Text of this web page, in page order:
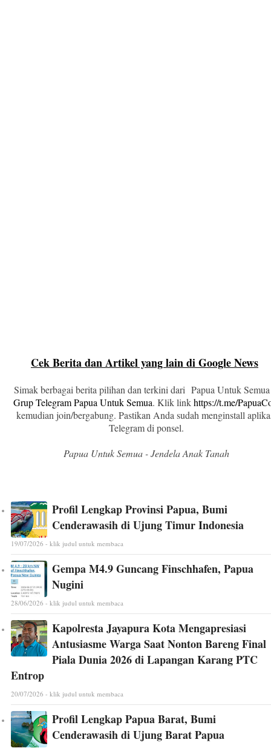
Cek Berita dan Artikel yang lain di Google News
Simak berbagai berita pilihan dan terkini dari Papua Untuk
Grup Telegram Papua Untuk Semua. Klik linkhttps://t.me/
kemudian join/bergabung. Pastikan Anda sudah menginstall
Telegram di ponsel.
Papua Untuk Semua - Jendela Anak Tanah
Profil Lengkap Provinsi Papua, Bumi
Cenderawasih di Ujung Timur Indonesia
19/07/2026 - klik judul untuk membaca
Gempa M4.9 Guncang Finschhafen, Papua
Nugini
28/06/2026 - klik judul untuk membaca
Kapolresta Jayapura Kota Mengapresiasi
Antusiasme Warga Saat Nonton Bareng Final
Piala Dunia 2026 di Lapangan Karang PTC
Entrop
20/07/2026 - klik judul untuk membaca
Profil Lengkap Papua Barat, Bumi
Cenderawasih di Ujung Barat Papua